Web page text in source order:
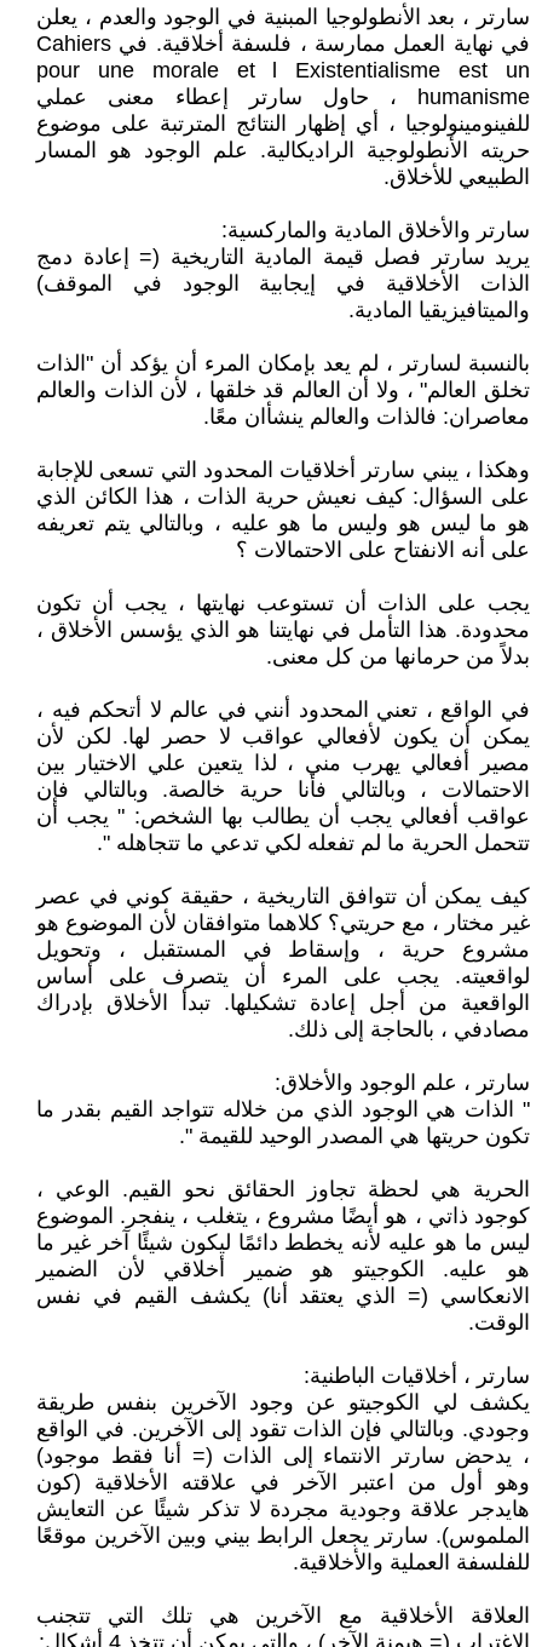
سارتر ، بعد الأنطولوجيا المبنية في الوجود والعدم ، يعلن
في نهاية العمل ممارسة ، فلسفة أخلاقية. في Cahiers
pour une morale et l Existentialisme est un
humanisme ، حاول سارتر إعطاء معنى عملي
للفينومينولوجيا ، أي إظهار النتائج المترتبة على موضوع
حريته الأنطولوجية الراديكالية. علم الوجود هو المسار
الطبيعي للأخلاق.
سارتر والأخلاق المادية والماركسية:
يريد سارتر فصل قيمة المادية التاريخية (= إعادة دمج
الذات الأخلاقية في إيجابية الوجود في الموقف)
والميتافيزيقيا المادية.
بالنسبة لسارتر ، لم يعد بإمكان المرء أن يؤكد أن "الذات
تخلق العالم" ، ولا أن العالم قد خلقها ، لأن الذات والعالم
معاصران: فالذات والعالم ينشأان معًا.
وهكذا ، يبني سارتر أخلاقيات المحدود التي تسعى للإجابة
على السؤال: كيف نعيش حرية الذات ، هذا الكائن الذي
هو ما ليس هو وليس ما هو عليه ، وبالتالي يتم تعريفه
على أنه الانفتاح على الاحتمالات ؟
يجب على الذات أن تستوعب نهايتها ، يجب أن تكون
محدودة. هذا التأمل في نهايتنا هو الذي يؤسس الأخلاق ،
بدلاً من حرمانها من كل معنى.
في الواقع ، تعني المحدود أنني في عالم لا أتحكم فيه ،
يمكن أن يكون لأفعالي عواقب لا حصر لها. لكن لأن
مصير أفعالي يهرب مني ، لذا يتعين علي الاختيار بين
الاحتمالات ، وبالتالي فأنا حرية خالصة. وبالتالي فإن
عواقب أفعالي يجب أن يطالب بها الشخص: " يجب أن
تتحمل الحرية ما لم تفعله لكي تدعي ما تتجاهله ".
كيف يمكن أن تتوافق التاريخية ، حقيقة كوني في عصر
غير مختار ، مع حريتي؟ كلاهما متوافقان لأن الموضوع هو
مشروع حرية ، وإسقاط في المستقبل ، وتحويل
لواقعيته. يجب على المرء أن يتصرف على أساس
الواقعية من أجل إعادة تشكيلها. تبدأ الأخلاق بإدراك
مصادفي ، بالحاجة إلى ذلك.
سارتر ، علم الوجود والأخلاق:
" الذات هي الوجود الذي من خلاله تتواجد القيم بقدر ما
تكون حريتها هي المصدر الوحيد للقيمة ".
الحرية هي لحظة تجاوز الحقائق نحو القيم. الوعي ،
كوجود ذاتي ، هو أيضًا مشروع ، يتغلب ، ينفجر. الموضوع
ليس ما هو عليه لأنه يخطط دائمًا ليكون شيئًا آخر غير ما
هو عليه. الكوجيتو هو ضمير أخلاقي لأن الضمير
الانعكاسي (= الذي يعتقد أنا) يكشف القيم في نفس
الوقت.
سارتر ، أخلاقيات الباطنية:
يكشف لي الكوجيتو عن وجود الآخرين بنفس طريقة
وجودي. وبالتالي فإن الذات تقود إلى الآخرين. في الواقع
، يدحض سارتر الانتماء إلى الذات (= أنا فقط موجود)
وهو أول من اعتبر الآخر في علاقته الأخلاقية (كون
هايدجر علاقة وجودية مجردة لا تذكر شيئًا عن التعايش
الملموس). سارتر يجعل الرابط بيني وبين الآخرين موقعًا
للفلسفة العملية والأخلاقية.
العلاقة الأخلاقية مع الآخرين هي تلك التي تتجنب